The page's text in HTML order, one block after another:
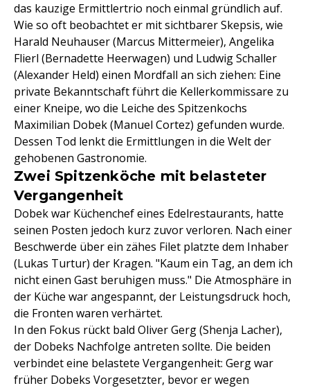
das kauzige Ermittlertrio noch einmal gründlich auf.
Wie so oft beobachtet er mit sichtbarer Skepsis, wie
Harald Neuhauser (Marcus Mittermeier), Angelika
Flierl (Bernadette Heerwagen) und Ludwig Schaller
(Alexander Held) einen Mordfall an sich ziehen: Eine
private Bekanntschaft führt die Kellerkommissare zu
einer Kneipe, wo die Leiche des Spitzenkochs
Maximilian Dobek (Manuel Cortez) gefunden wurde.
Dessen Tod lenkt die Ermittlungen in die Welt der
gehobenen Gastronomie.
Zwei Spitzenköche mit belasteter
Vergangenheit
Dobek war Küchenchef eines Edelrestaurants, hatte
seinen Posten jedoch kurz zuvor verloren. Nach einer
Beschwerde über ein zähes Filet platzte dem Inhaber
(Lukas Turtur) der Kragen. "Kaum ein Tag, an dem ich
nicht einen Gast beruhigen muss." Die Atmosphäre in
der Küche war angespannt, der Leistungsdruck hoch,
die Fronten waren verhärtet.
In den Fokus rückt bald Oliver Gerg (Shenja Lacher),
der Dobeks Nachfolge antreten sollte. Die beiden
verbindet eine belastete Vergangenheit: Gerg war
früher Dobeks Vorgesetzter, bevor er wegen